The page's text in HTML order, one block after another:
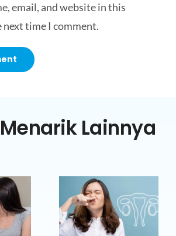
email, and website in this
time I comment.
Lainnya